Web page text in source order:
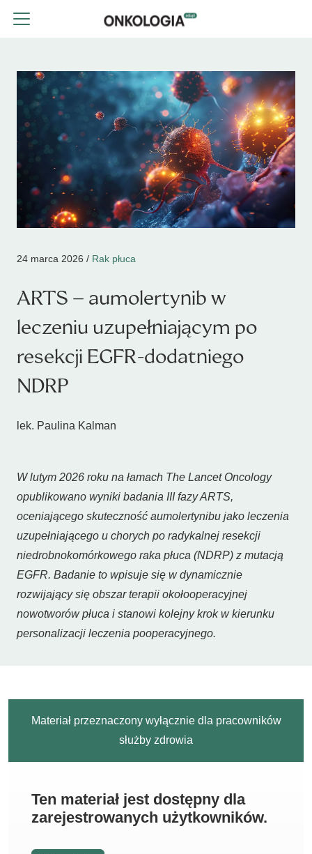
24 marca 2026 / Rak płuca
ARTS – aumolertynib w
leczeniu uzupełniającym po
resekcji EGFR-dodatniego
NDRP
lek. Paulina Kalman
W lutym 2026 roku na łamach The Lancet Oncology
opublikowano wyniki badania III fazy ARTS,
oceniającego skuteczność aumolertynibu jako leczenia
uzupełniającego u chorych po radykalnej resekcji
niedrobnokomórkowego raka płuca (NDRP) z mutacją
EGFR. Badanie to wpisuje się w dynamicznie
rozwijający się obszar terapii okołooperacyjnej
nowotworów płuca i stanowi kolejny krok w kierunku
personalizacji leczenia pooperacyjnego.
Materiał przeznaczony wyłącznie dla pracowników
służby zdrowia
Ten materiał jest dostępny dla
zarejestrowanych użytkowników.